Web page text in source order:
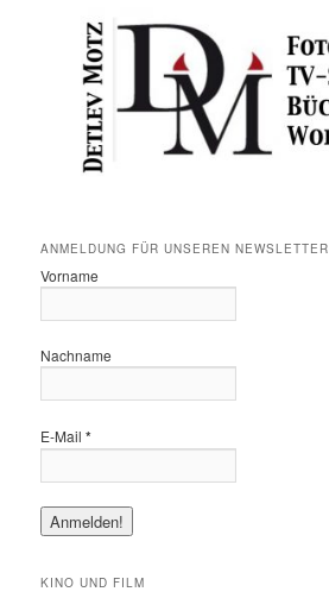
ANMELDUNG FÜR UNSEREN NEWSLETTER
Vorname
Nachname
E-Mail*
KINO UND FILM